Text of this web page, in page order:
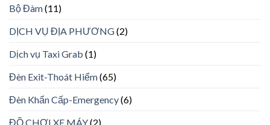
Bộ Đàm(11)
DỊCH VỤ ĐỊA PHƯƠNG(2)
Dịch vụ Taxi Grab (1)
Đèn Exit-Thoát Hiểm(65)
Đèn Khẩn Cấp-Emergency(6)
ĐỒ CHƠI XE MÁY(2)